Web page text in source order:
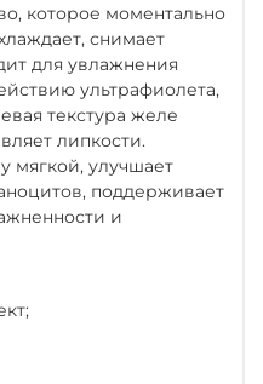
которое моментально
снимает
для увлажнения
ультрафиолета,
текстура желе
липкости.
мягкой, улучшает
поддерживает
и